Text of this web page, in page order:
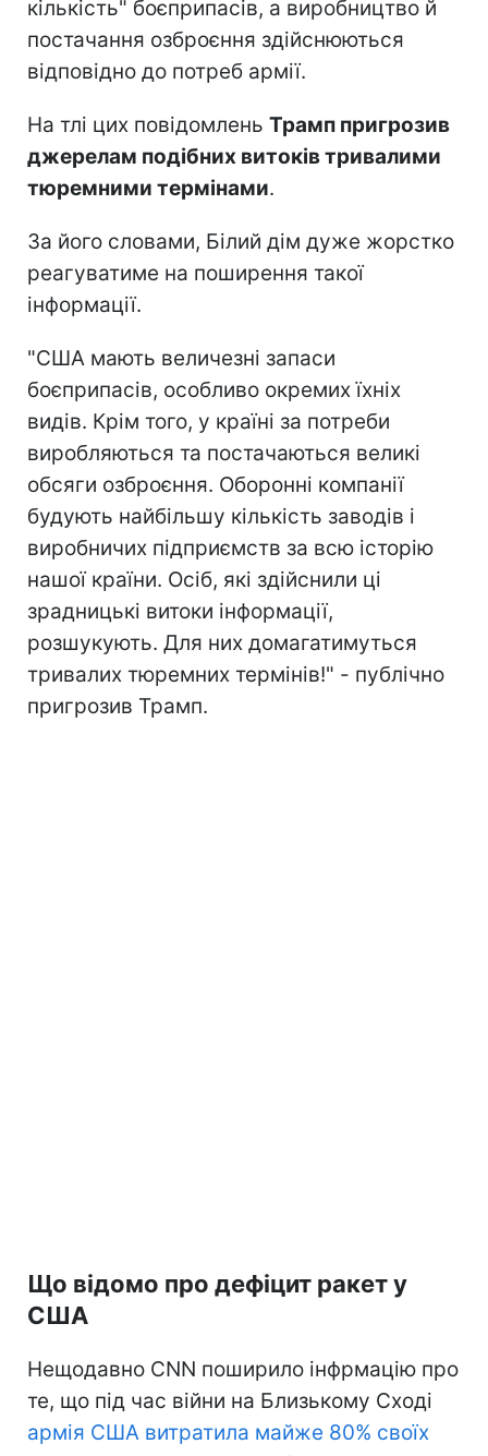
кількість" боєприпасів, а виробництво й
постачання озброєння здійснюються
відповідно до потреб армії.
На тлі цих повідомлень Трамп пригрозив
джерелам подібних витоків тривалими
тюремними термінами.
За його словами, Білий дім дуже жорстко
реагуватиме на поширення такої
інформації.
"США мають величезні запаси
боєприпасів, особливо окремих їхніх
видів. Крім того, у країні за потреби
виробляються та постачаються великі
обсяги озброєння. Оборонні компанії
будують найбільшу кількість заводів і
виробничих підприємств за всю історію
нашої країни. Осіб, які здійснили ці
зрадницькі витоки інформації,
розшукують. Для них домагатимуться
тривалих тюремних термінів!" - публічно
пригрозив Трамп.
Що відомо про дефіцит ракет у
США
Нещодавно CNN поширило інфрмацію про
те, що під час війни на Близькому Сході
армія США витратила майже 80% своїх